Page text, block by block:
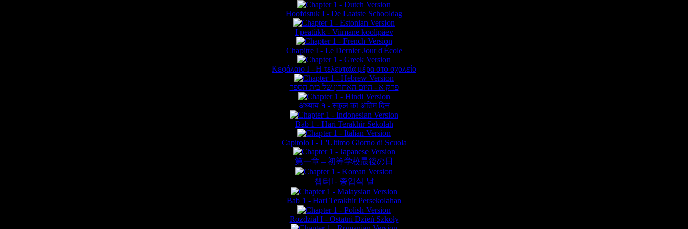
Hoofdstuk I - De Laatste Schooldag
I peatükk - Viimane koolipäev
Chapitre I - Le Dernier Jour d'École
Κεφάλαιο Ι - Η τελευταία μέρα στο σχολείο
פרק א - היום האחרון של בית הספר
अध्याय १ - स्कूल का अंतिम दिन
Bab 1 - Hari Terakhir Sekolah
Capitolo I - L'Ultimo Giorno di Scuola
第一章 – 初等学校最後の日
챕터1- 종업식 날
Bab 1 - Hari Terakhir Persekolahan
Rozdział I - Ostatni Dzień Szkoły